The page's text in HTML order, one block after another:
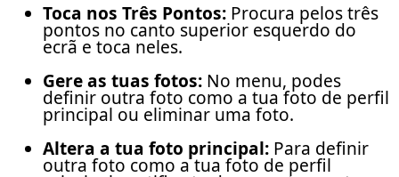
Toca nos Três Pontos: Procura pelos três
pontos no canto superior esquerdo do
ecrã e toca neles.
Gere as tuas fotos: No menu, podes
definir outra foto como a tua foto de perfil
principal ou eliminar uma foto.
Altera a tua foto principal: Para definir
outra foto como a tua foto de perfil